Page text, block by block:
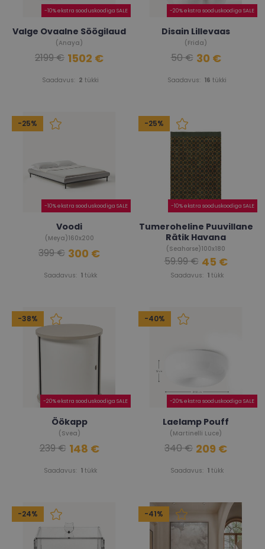
-10% ekstra sooduskoodiga SALE
Valge Ovaalne Söögilaud
(Anaya)
Saadavus: 2 tükki
2199 € 1502 €
-20% ekstra sooduskoodiga SALE
Disain Lillevaas
(Frida)
Saadavus: 16 tükki
50 € 30 €
-25%
-10% ekstra sooduskoodiga SALE
Voodi
(Meya)160x200
Saadavus: 1tükk
399 € 300 €
-25%
-10% ekstra sooduskoodiga SALE
Tumeroheline Puuvillane
Rätik Havana
(Seahorse)100x180
Saadavus: 1tükk
59.99 € 45 €
-38%
-20% ekstra sooduskoodiga SALE
Öökapp
(Svea)
Saadavus: 1tükk
239 € 148 €
-40%
-20% ekstra sooduskoodiga SALE
Laelamp Pouff
(Martinelli Luce)
Saadavus: 1tükk
340 € 209 €
-24% -41%